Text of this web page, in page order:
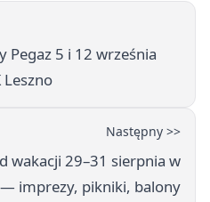
Pegaz 5 i 12 września
Następny >>
wakacji 29–31 sierpnia w
— imprezy, pikniki, balony